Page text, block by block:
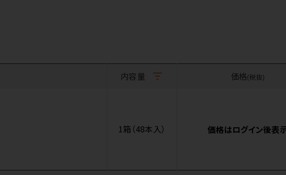
内容量 価格(税抜)
1箱（48本入） 価格はログイン後表